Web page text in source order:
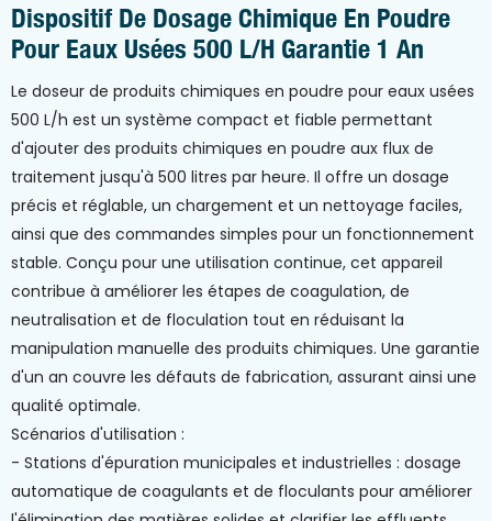
Dispositif De Dosage Chimique En Poudre
Pour Eaux Usées 500 L/h Garantie 1 An
Le doseur de produits chimiques en poudre pour eaux usées
500 L/h est un système compact et fiable permettant
d'ajouter des produits chimiques en poudre aux flux de
traitement jusqu'à 500 litres par heure. Il offre un dosage
précis et réglable, un chargement et un nettoyage faciles,
ainsi que des commandes simples pour un fonctionnement
stable. Conçu pour une utilisation continue, cet appareil
contribue à améliorer les étapes de coagulation, de
neutralisation et de floculation tout en réduisant la
manipulation manuelle des produits chimiques. Une garantie
d'un an couvre les défauts de fabrication, assurant ainsi une
qualité optimale.
Scénarios d'utilisation :
- Stations d'épuration municipales et industrielles : dosage
automatique de coagulants et de floculants pour améliorer